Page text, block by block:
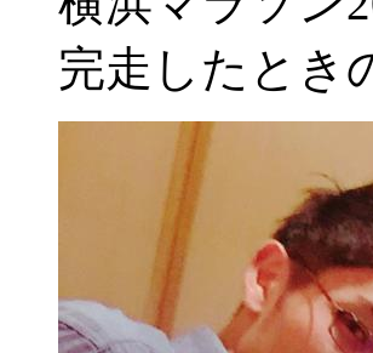
完走したとき